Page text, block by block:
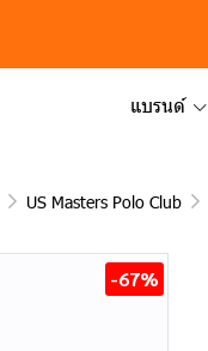
แบรนด์
US Masters Polo Club
-67%